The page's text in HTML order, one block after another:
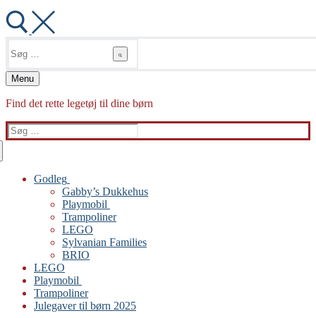
efter:
Menu
Find det rette legetøj til dine børn
Søg
efter:
Godleg
Gabby’s Dukkehus
Playmobil
Trampoliner
LEGO
Sylvanian Families
BRIO
LEGO
Playmobil
Trampoliner
Julegaver til børn 2025